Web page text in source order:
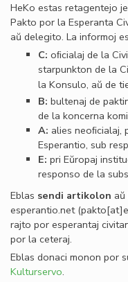
HeKo estas retagentejo
Pakto por la Esperanta
aŭ delegito. La informoj
C: oﬁcialaj de la
starpunkton de la
la Konsulo, aŭ de
B: bultenaj de
de la koncerna
A: alies neoﬁcialaj,
Esperantio, sub
E: pri Eŭropaj
responso de la
Eblas sendi artikolon
esperantio.net
rajto por esperantaj
por la ceteraj.
Eblas donaci monon por
Kulturservo.